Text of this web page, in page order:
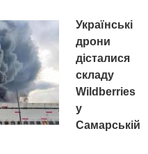
Українські
дрони
дісталися
складу
Wildberries
у
Самарській